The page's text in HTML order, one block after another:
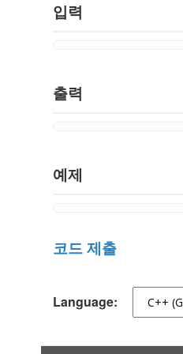
입력
출력
예제
코드 제출
Language: